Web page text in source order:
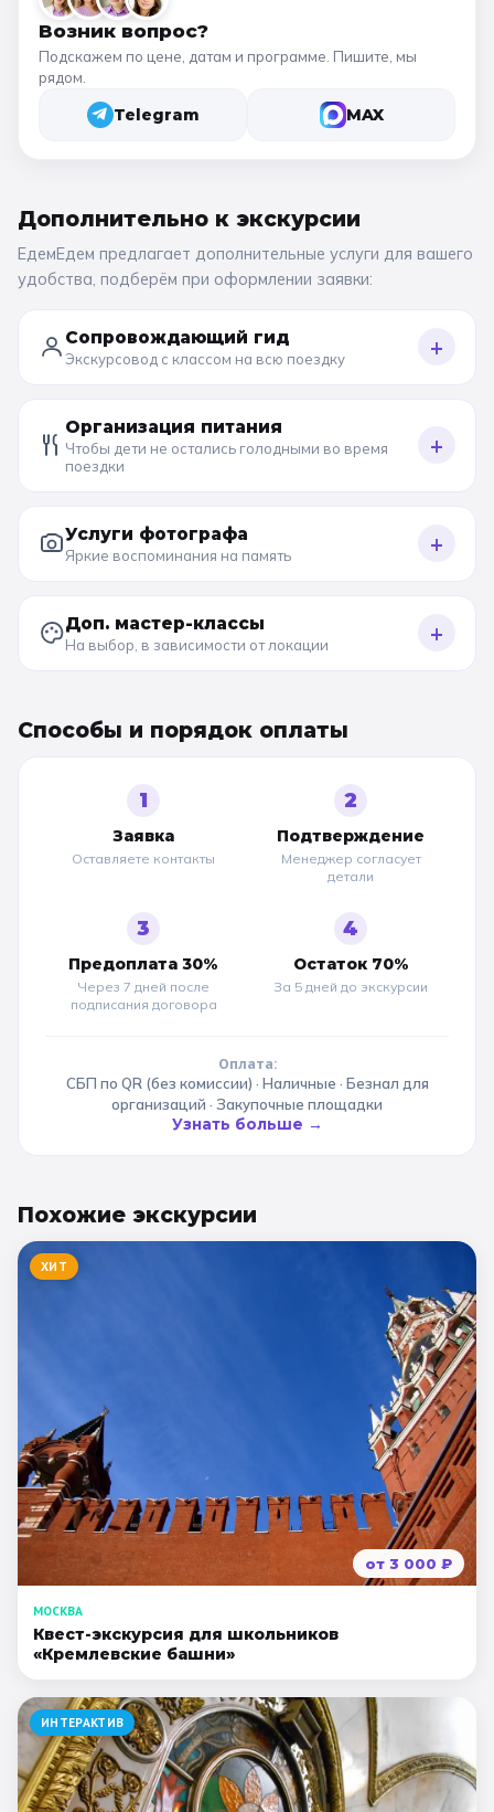
Возник вопрос?
Подскажем по цене, датам и программе. Пишите, мы
рядом.
Telegram MAX
Дополнительно к экскурсии
ЕдемЕдем предлагает дополнительные услуги для вашего
удобства, подберём при оформлении заявки:
Сопровождающий гид
Экскурсовод с классом на всю поездку +
Организация питания
Чтобы дети не остались голодными во время
поездки
+
Услуги фотографа
Яркие воспоминания на память +
Доп. мастер-классы
На выбор, в зависимости от локации +
Способы и порядок оплаты
1
Заявка
Оставляете контакты
2
Подтверждение
Менеджер согласует
детали
3
Предоплата 30%
Через 7 дней после
подписания договора
4
Остаток 70%
За 5 дней до экскурсии
Оплата:
СБП по QR (без комиссии) · Наличные · Безнал для
организаций · Закупочные площадки
Узнать больше →
Похожие экскурсии
ХИТ
от 3 000 ₽
МОСКВА
Квест-экскурсия для школьников
«Кремлевские башни»
ИНТЕРАКТИВ